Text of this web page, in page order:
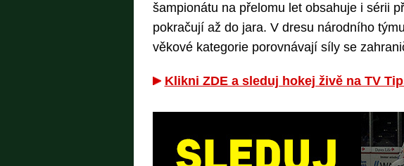
šampionátu na přelomu let obsahuje i sérii
pokračují až do jara. V dresu národního
věkové kategorie porovnávají síly se
Klikni ZDE a sleduj hokej živě na TV